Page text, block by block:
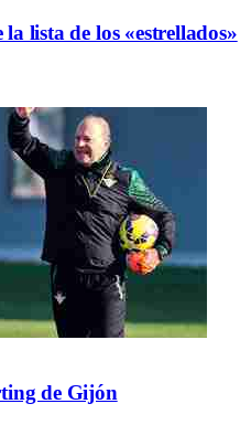
lista de los «estrellados»
de Gijón